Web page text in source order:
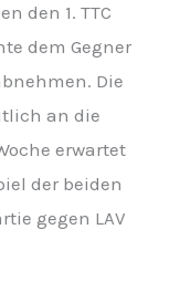
den 1. TTC
dem Gegner
Die
an die
erwartet
der beiden
gegen LAV